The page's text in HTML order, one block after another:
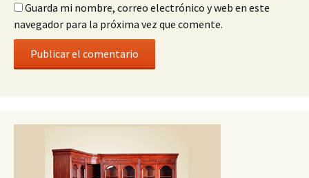
Guarda mi nombre, correo electrónico y web en este
navegador para la próxima vez que comente.